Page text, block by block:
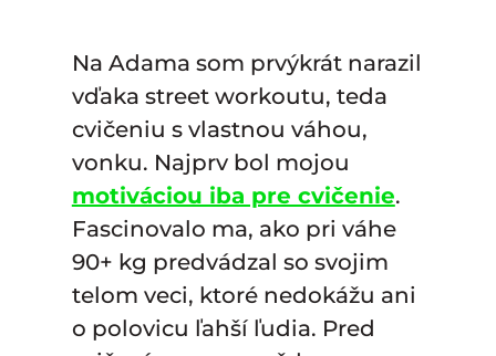
Na Adama som prvýkrát narazil
vďaka street workoutu, teda
cvičeniu s vlastnou váhou,
vonku. Najprv bol mojou
motiváciou iba pre cvičenie.
Fascinovalo ma, ako pri váhe
90+ kg predvádzal so svojim
telom veci, ktoré nedokážu ani
o polovicu ľahší ľudia. Pred